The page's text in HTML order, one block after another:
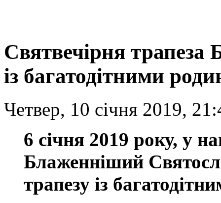
Святвечірня трапеза
із багатодітними
Четвер, 10 січня 2019,
6 січня 2019 року, у
Блаженніший
трапезу із